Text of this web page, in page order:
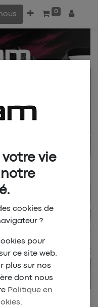
0
collection
votre vie
cookies de
?
pour
ce site web.
plus sur nos
dont nous
Politique en